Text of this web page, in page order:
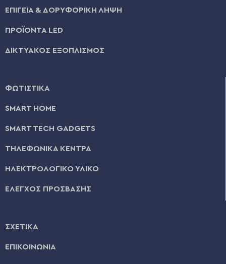
ΕΠΙΓΕΙΑ & ΔΟΡΥΦΟΡΙΚΗ ΛΗΨΗ
ΠΡΟΪΟΝΤΑ LED
ΔΙΚΤΥΑΚΟΣ ΕΞΟΠΛΙΣΜΟΣ
ΦΩΤΙΣΤΙΚΑ
SMART HOME
SMART TECH GADGETS
ΤΗΛΕΦΩΝΙΚΑ ΚΕΝΤΡΑ
ΗΛΕΚΤΡΟΛΟΓΙΚΟ ΥΛΙΚΟ
ΕΛΕΓΧΟΣ ΠΡΟΣΒΑΣΗΣ
ΣΧΕΤΙΚΑ
ΕΠΙΚΟΙΝΩΝΙΑ